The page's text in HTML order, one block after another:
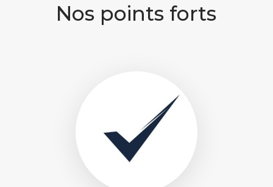
Nos points forts